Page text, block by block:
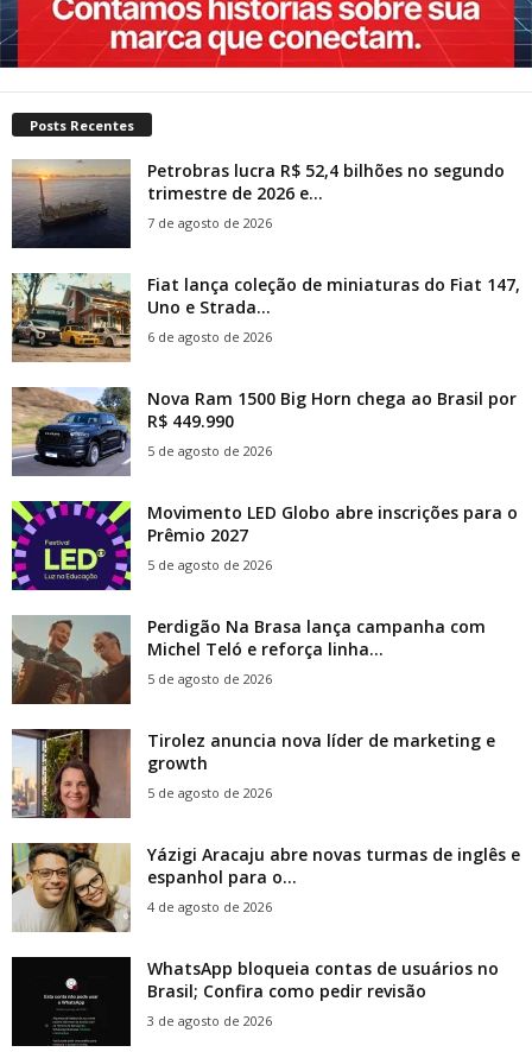
Posts Recentes
Petrobras lucra R$ 52,4 bilhões no segundo
trimestre de 2026 e...
7 de agosto de 2026
Fiat lança coleção de miniaturas do Fiat 147,
Uno e Strada...
6 de agosto de 2026
Nova Ram 1500 Big Horn chega ao Brasil por
R$ 449.990
5 de agosto de 2026
Movimento LED Globo abre inscrições para o
Prêmio 2027
5 de agosto de 2026
Perdigão Na Brasa lança campanha com
Michel Teló e reforça linha...
5 de agosto de 2026
Tirolez anuncia nova líder de marketing e
growth
5 de agosto de 2026
Yázigi Aracaju abre novas turmas de inglês e
espanhol para o...
4 de agosto de 2026
WhatsApp bloqueia contas de usuários no
Brasil; Confira como pedir revisão
3 de agosto de 2026